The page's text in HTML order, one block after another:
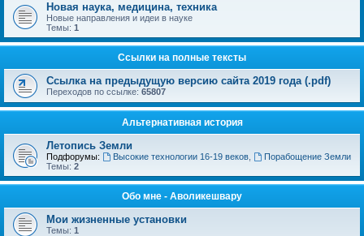
Новая наука, медицина, техника
Новые направления и идеи в науке
Темы: 1
Ссылки на полные тексты
Ссылка на предыдущую версию сайта 2019 года (.pdf)
Переходов по ссылке: 65807
Альтернативная история
Летопись Земли
Подфорумы: Высокие технологии 16-19 веков,
Порабощение Земли
Темы: 2
Обо мне - Аволикешвару
Мои жизненные установки
Темы: 1